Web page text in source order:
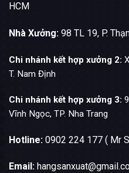
HCM
Nhà Xưởng: 98 TL 19, P.
Chi nhánh kết hợp xưởng 2:
T. Nam Định
Chi nhánh kết hợp xưởng 3:
Vĩnh Ngọc, TP. Nha Trang
Hotline: 0902 224 177 ( Mr
Email: